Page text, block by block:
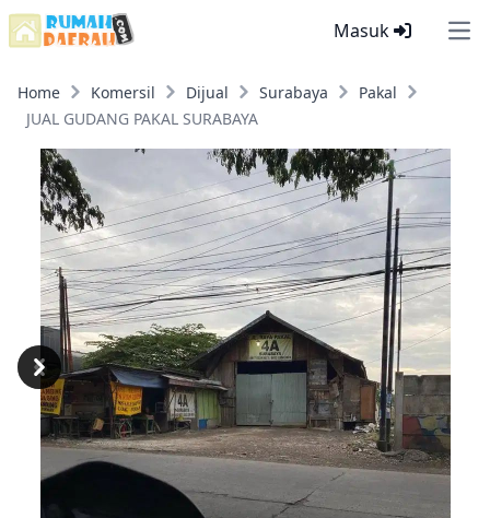
Masuk
Home Komersil Dijual Surabaya
Pakal
JUAL GUDANG PAKAL SURABAYA
Previous
Next